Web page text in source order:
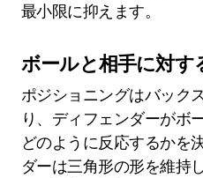
最小限に抑えます。
ボールと相手に対
ポジショニングはバック
り、ディフェンダーがボ
どのように反応するかを
ダーは三角形の形を維持